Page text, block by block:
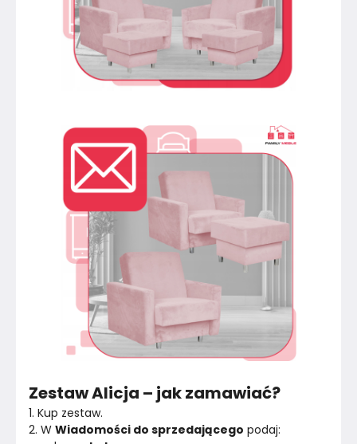
Zestaw Alicja – jak zamawiać?
1. Kup zestaw.
2. W Wiadomości do sprzedającego podaj: